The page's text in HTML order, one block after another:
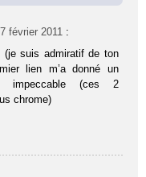
février 2011 :
(je suis admiratif de ton
lien m’a donné un
impeccable (ces 2
chrome)